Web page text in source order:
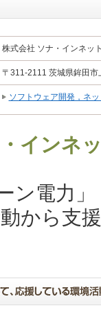
株式会社 ソナ・インネッ
〒311-2111 茨城県鉾田市
ソフトウェア開発，ネ
インネ
ン電力
から支